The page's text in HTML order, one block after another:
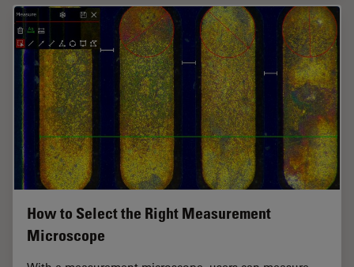
How to Select the Right Measurement
Microscope